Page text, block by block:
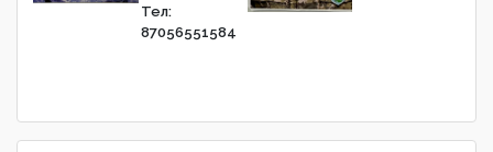
Тел:
87056551584